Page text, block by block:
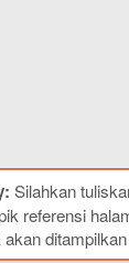
Silahkan
referensi